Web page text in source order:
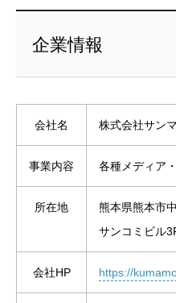
企業情報
会社名 株式会社サン
事業内容 各種メディア
所在地
熊本県熊本市
サンコミビル
会社HP https://